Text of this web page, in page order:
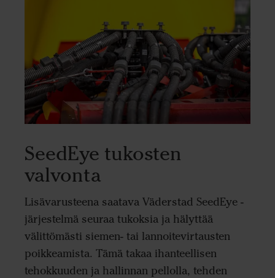
SeedEye tukosten
valvonta
Lisävarusteena saatava Väderstad SeedEye -
järjestelmä seuraa tukoksia ja hälyttää
välittömästi siemen- tai lannoitevirtausten
poikkeamista. Tämä takaa ihanteellisen
tehokkuuden ja hallinnan pellolla, tehden